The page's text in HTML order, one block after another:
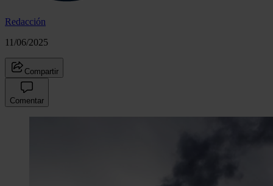
Redacción
11/06/2025
Compartir
Comentar